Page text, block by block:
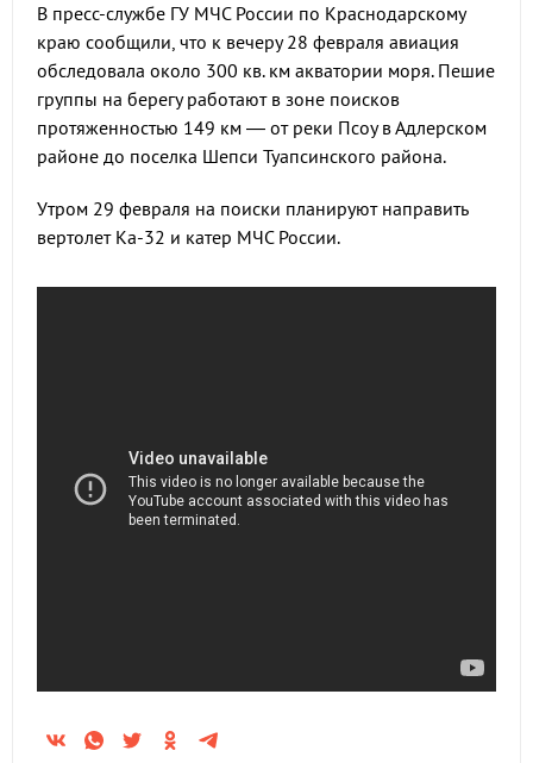
В пресс-службе ГУ МЧС России по Краснодарскому
краю сообщили, что к вечеру 28 февраля авиация
обследовала около 300 кв. км акватории моря. Пешие
группы на берегу работают в зоне поисков
протяженностью 149 км — от реки Псоу в Адлерском
районе до поселка Шепси Туапсинского района.
Утром 29 февраля на поиски планируют направить
вертолет Ка-32 и катер МЧС России.